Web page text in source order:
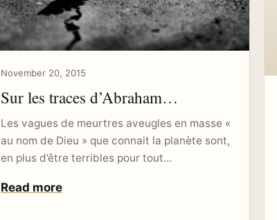
November 20, 2015
Sur les traces d’Abraham…
Les vagues de meurtres aveugles en masse «
au nom de Dieu » que connait la planète sont,
en plus d’être terribles pour tout…
Read more